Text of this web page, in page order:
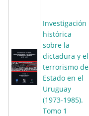
Investigación
histórica
sobre la
dictadura y el
terrorismo de
Estado en el
Uruguay
(1973-1985).
Tomo 1